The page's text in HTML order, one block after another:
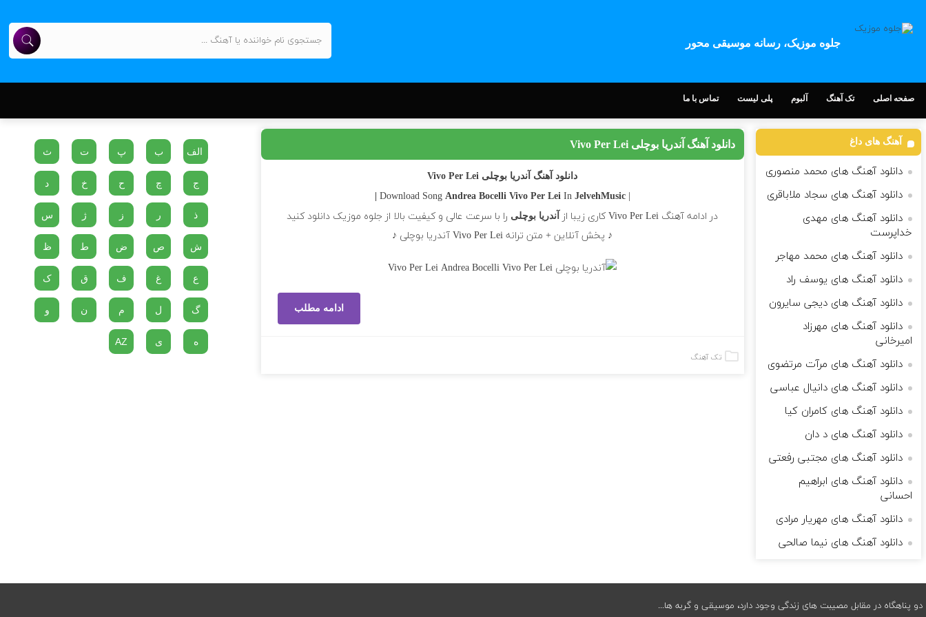
جلوه موزیک، رسانه موسیقی محور
صفحه اصلی تک آهنگ آلبوم پلی لیست تماس با ما
دانلود آهنگ آندریا بوچلی Vivo Per Lei
دانلود آهنگ آندریا بوچلی Vivo Per Lei
| Download Song
Andrea Bocelli Vivo Per LeiIn JelvehMusic |
در ادامه آهنگ Vivo Per Lei کاری زیبا از آندریا بوچلی را با سرعت عالی و کیفیت بالا از جلوه موزیک دانلود کنید
♪ پخش آنلاین + متن ترانه Vivo Per Lei آندریا بوچلی ♪
ادامه مطلب
تک آهنگ
آهنگ های داغ
دانلود آهنگ های محمد منصوری
دانلود آهنگ های سجاد ملاباقری
دانلود آهنگ های مهدی
خداپرست
دانلود آهنگ های محمد مهاجر
دانلود آهنگ های یوسف راد
دانلود آهنگ های دیجی سایرون
دانلود آهنگ های مهرزاد
امیرخانی
دانلود آهنگ های مرآت مرتضوی
دانلود آهنگ های دانیال عباسی
دانلود آهنگ های کامران کیا
دانلود آهنگ های د دان
دانلود آهنگ های مجتبی رفعتی
دانلود آهنگ های ابراهیم
احسانی
دانلود آهنگ های مهریار مرادی
دانلود آهنگ های نیما صالحی
الف ب پ ت ث
ج چ ح خ د
ذ ر ز ژ س
ش ص ض ط ظ
ع غ ف ق ک
گ ل م ن و
ه ی AZ
دو پناهگاه در مقابل مصیبت های زندگی وجود دارد، موسیقی و گربه ها...